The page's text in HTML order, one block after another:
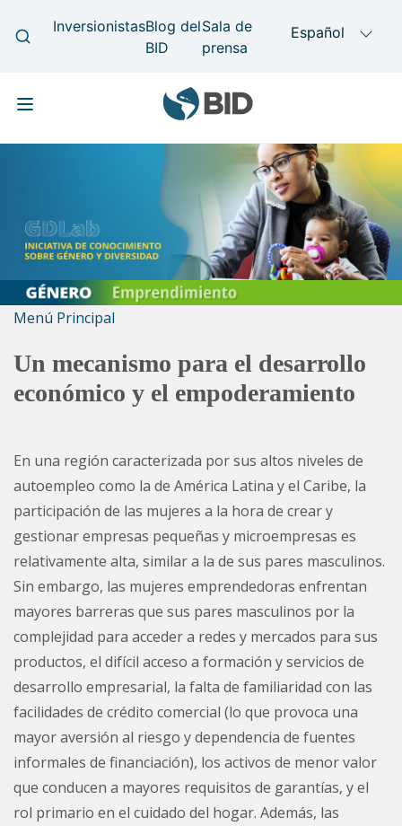
principal
Menú Principal
Un mecanismo para el desarrollo
económico y el empoderamiento
En una región caracterizada por sus altos niveles de
autoempleo como la de América Latina y el Caribe, la
participación de las mujeres a la hora de crear y
gestionar empresas pequeñas y microempresas es
relativamente alta, similar a la de sus pares masculinos.
Sin embargo, las mujeres emprendedoras enfrentan
mayores barreras que sus pares masculinos por la
complejidad para acceder a redes y mercados para sus
productos, el difícil acceso a formación y servicios de
desarrollo empresarial, la falta de familiaridad con las
facilidades de crédito comercial (lo que provoca una
mayor aversión al riesgo y dependencia de fuentes
informales de financiación), los activos de menor valor
que conducen a mayores requisitos de garantías, y el
rol primario en el cuidado del hogar. Además, las